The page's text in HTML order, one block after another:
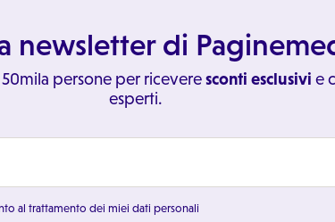
newsletter di
persone per riceveresconti esclusivi e
esperti.
al trattamento dei miei dati personali